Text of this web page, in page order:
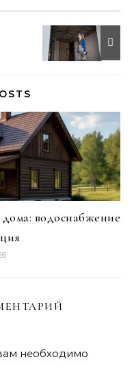
водоснабжение
необходимо